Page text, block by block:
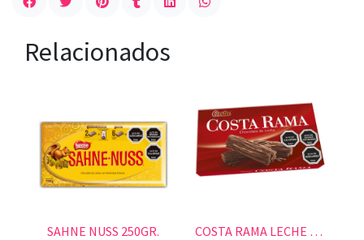
Relacionados
SAHNE NUSS 250GR. COSTA RAMA LECHE 115 GR.